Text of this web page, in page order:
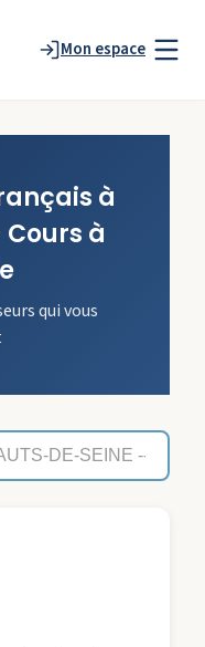
Mon espace
à
Cours à
qui vous